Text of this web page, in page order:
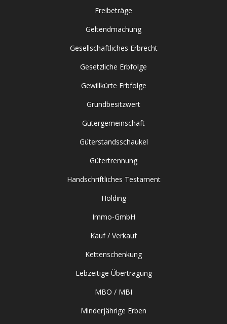
Freibeträge
Geltendmachung
Gesellschaftliches Erbrecht
Gesetzliche Erbfolge
Gewillkürte Erbfolge
Grundbesitzwert
Gütergemeinschaft
Güterstandsschaukel
Gütertrennung
Handschriftliches Testament
Holding
Immo-GmbH
Kauf / Verkauf
Kettenschenkung
Lebzeitige Übertragung
MBO / MBI
Minderjährige Erben